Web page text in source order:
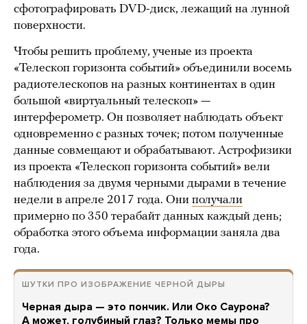
сфотографировать DVD-диск, лежащий на лунной
поверхности.
Чтобы решить проблему, ученые из проекта
«Телескоп горизонта событий» объединили восемь
радиотелескопов на разных континентах в один
большой «виртуальный телескоп» —
интерферометр. Он позволяет наблюдать объект
одновременно с разных точек; потом полученные
данные совмещают и обрабатывают. Астрофизики
из проекта «Телескоп горизонта событий» вели
наблюдения за двумя черными дырами в течение
недели в апреле 2017 года. Они получали
примерно по 350 терабайт данных каждый день;
обработка этого объема информации заняла два
года.
ШУТКИ ПРО ИЗОБРАЖЕНИЕ ЧЕРНОЙ ДЫРЫ
Черная дыра — это пончик. Или Око Саурона?
А может, голубиный глаз? Только мемы про